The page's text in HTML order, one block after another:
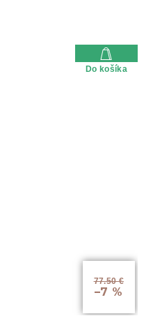
Do košíka
77.50 €
–7 %